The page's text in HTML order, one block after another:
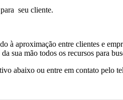
seu cliente.
à aproximação entre clientes e
sua mão todos os recursos para
abaixo ou entre em contato pelo